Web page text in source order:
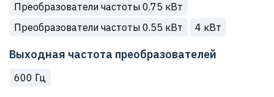
Преобразователи частоты 0.75 кВт
Преобразователи частоты 0.55 кВт
4 кВт
Выходная частота преобразователей
600 Гц